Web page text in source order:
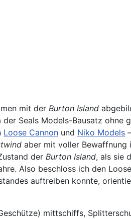
mit der Burton Island
Seals Models-Bausatz ohne
Loose Cannon und Niko Models
aber mit voller Bewaffnung
der Burton Island, als sie
Also beschloss ich den
auftreiben konnte,
mittschiffs,